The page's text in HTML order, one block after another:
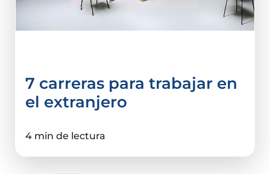
7 carreras para trabajar en
el extranjero
4 min de lectura